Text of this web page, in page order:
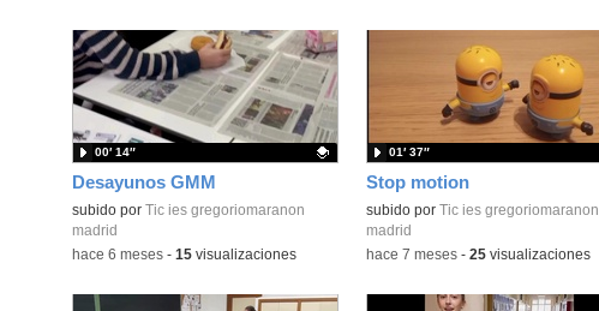
Desayunos GMM
Contenido educativo.
subido por
Tic ies gregoriomaranon
madrid
00′ 14″
-hace 6 meses- 15visualizaciones
Stop motion
Contenido educativo.
subido por
Tic ies gregoriomaranon
madrid
01′ 37″
-hace 7 meses- 25visualizaciones